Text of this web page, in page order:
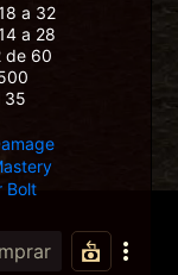
a 32
a 28
de 60
35
Bolt